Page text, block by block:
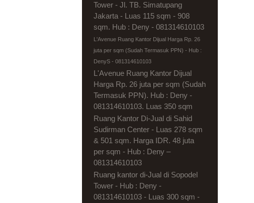
Tower - Jl. TB. Simatupang
Jakarta - Luas 115 sqm - 908
sqm. Hub : Deny - 081314610103
L'Avenue Ruang Kantor Dijual Harga Rp. 26
juta per sqm (Sudah Termasuk PPN) - Hub :
DenyS - 081314610103
L'Avenue Ruang Kantor Dijual
Harga Rp. 26 juta per sqm (Sudah
Termasuk PPN). Hub : Deny -
081314610103. Luas 350 sqm
Ruang Kantor Di-Jual di Sahid
Sudirman Center - Luas 278 sqm
& 501 sqm. Harga IDR. 48 juta
per sqm - Hub : Deny –
081314610103
Ruang kantor di-Jual di Sopodel
Tower - Hub : Deny -
081314610103 - Luas 300 sqm -